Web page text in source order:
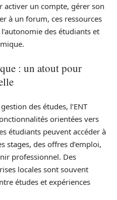
activer un compte, gérer son
à un forum, ces ressources
des étudiants et
: un atout pour
des études, l’ENT
orientées vers
étudiants peuvent accéder à
stages, des offres d’emploi,
professionnel. Des
locales sont souvent
études et expériences